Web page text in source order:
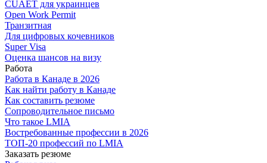
CUAET для украинцев
Open Work Permit
Транзитная
Для цифровых кочевников
Super Visa
Оценка шансов на визу
Работа
Работа в Канаде в 2026
Как найти работу в Канаде
Как составить резюме
Сопроводительное письмо
Что такое LMIA
Востребованные профессии в 2026
ТОП-20 профессий по LMIA
Заказать резюме